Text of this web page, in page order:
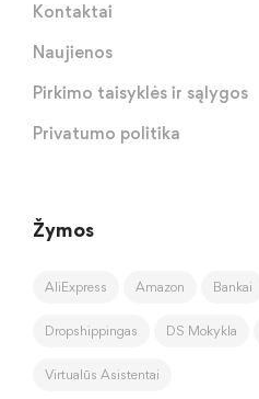
Kontaktai
Naujienos
Pirkimo taisyklės ir sąlygos
Privatumo politika
Žymos
AliExpress Amazon Bankai
Dropshippingas DS Mokykla
Virtualūs Asistentai